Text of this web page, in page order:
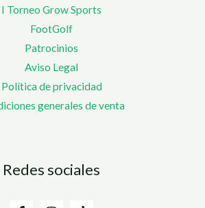
I Torneo Grow Sports
FootGolf
Patrocinios
Aviso Legal
Política de privacidad
generales de venta
Redes sociales